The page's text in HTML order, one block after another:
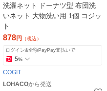
洗濯ネット ドーナツ型 布団洗
いネット 大物洗い用 1個 コジッ
ト
878円 （税込）
ログイン&全額PayPay支払いで
5%
COGIT
LOHACOから発送